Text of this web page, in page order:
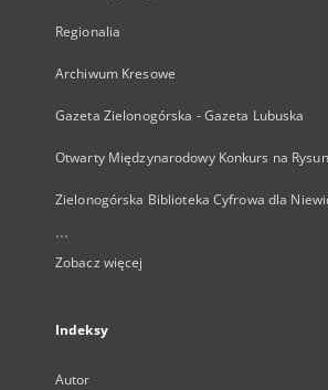
Regionalia
Archiwum Kresowe
Gazeta Zielonogórska - Gazeta Lubuska
Otwarty Międzynarodowy Konkurs na
Zielonogórska Biblioteka Cyfrowa dla
...
Zobacz więcej
Indeksy
Autor